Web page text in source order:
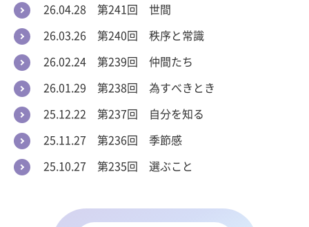
26.04.28 第241回 世間
26.03.26 第240回 秩序と常識
26.02.24 第239回 仲間たち
26.01.29 第238回 為すべきとき
25.12.22 第237回 自分を知る
25.11.27 第236回 季節感
25.10.27 第235回 選ぶこと